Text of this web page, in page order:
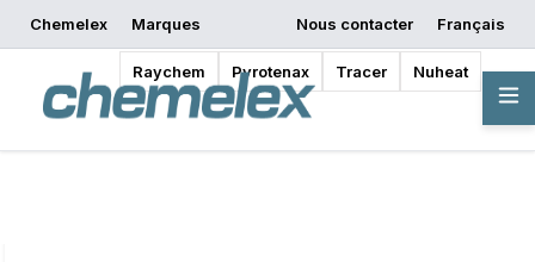
Chemelex Marques
Raychem Pyrotenax Tracer Nuheat
Nous contacter
Français
Demander un devis
Où acheter
Commencer la
Vue d'ensemble